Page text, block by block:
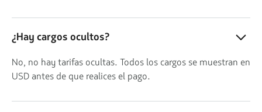
¿Hay cargos ocultos?
No, no hay tarifas ocultas. Todos los cargos se muestran en
USD antes de que realices el pago.